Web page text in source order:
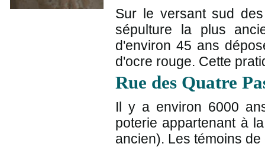
Sur le versant sud
sépulture la plus
d'environ 45 ans
d'ocre rouge. Cette
Rue des Quatre
Il y a environ 6000
poterie appartenant à
ancien). Les témoins